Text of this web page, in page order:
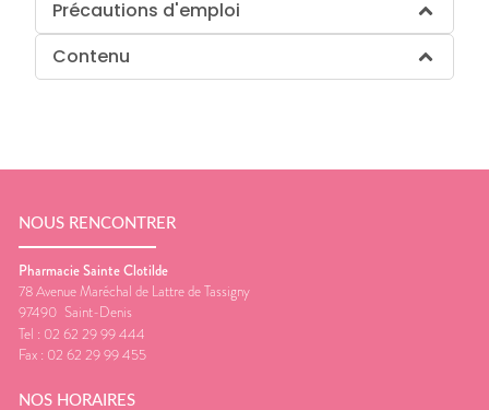
Précautions d'emploi
Contenu
NOUS RENCONTRER
Pharmacie Sainte Clotilde
78 Avenue Maréchal de Lattre de Tassigny
97490 Saint-Denis
Tel : 02 62 29 99 444
Fax : 02 62 29 99 455
NOS HORAIRES